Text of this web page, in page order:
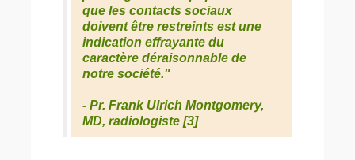
que les contacts sociaux
doivent être restreints est une
indication effrayante du
caractère déraisonnable de
notre société."
- Pr. Frank Ulrich Montgomery,
MD, radiologiste [3]